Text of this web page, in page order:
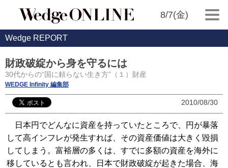
8/7(金)
Wedge REPORT
財政破綻から身を守るには
30代からの“国に頼らない生き方”（１）財産
WEDGE Infinity 編集部
2010/08/30
日本円でどんなに資産を持っていたところで、円が暴落
して高インフレが発生すれば、その資産価値は大きく毀損
してしまう。富裕層の多くは、すでに多額の資産を海外に
移しているとも言われ、日本で財政破綻が起きた場合、海